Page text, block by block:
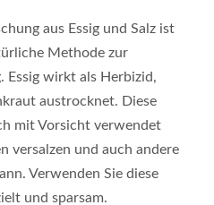
aus Essig und Salz ist
Methode zur
Essig wirkt als Herbizid,
austrocknet. Diese
mit Vorsicht verwendet
versalzen und auch andere
Verwenden Sie diese
und sparsam.